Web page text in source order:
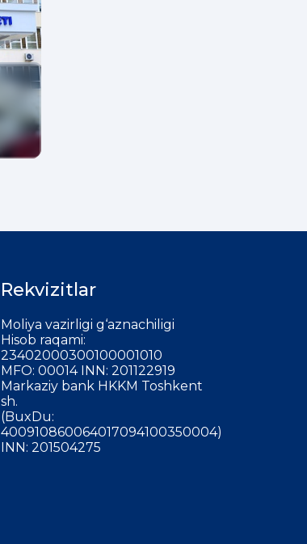
Rekvizitlar
Moliya vazirligi g‘aznachiligi
Hisob raqami:
23402000300100001010
MFO: 00014 INN: 201122919
Markaziy bank HKKM Toshkent
sh.
(BuxDu:
400910860064017094100350004)
INN: 201504275